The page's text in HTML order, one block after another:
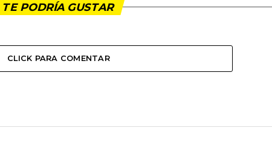
TE PODRÍA GUSTAR
CLICK PARA COMENTAR